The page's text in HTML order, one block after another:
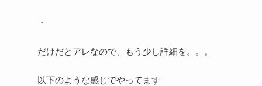
・
だけだとアレなので、もう少し詳細を。。。
以下のような感じでやってます